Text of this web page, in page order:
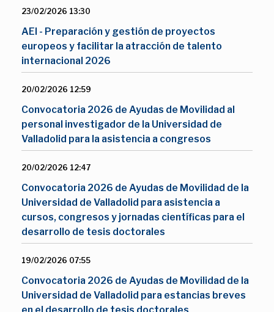
23/02/2026 13:30
AEI - Preparación y gestión de proyectos
europeos y facilitar la atracción de talento
internacional 2026
20/02/2026 12:59
Convocatoria 2026 de Ayudas de Movilidad al
personal investigador de la Universidad de
Valladolid para la asistencia a congresos
20/02/2026 12:47
Convocatoria 2026 de Ayudas de Movilidad de la
Universidad de Valladolid para asistencia a
cursos, congresos y jornadas científicas para el
desarrollo de tesis doctorales
19/02/2026 07:55
Convocatoria 2026 de Ayudas de Movilidad de la
Universidad de Valladolid para estancias breves
en el desarrollo de tesis doctorales